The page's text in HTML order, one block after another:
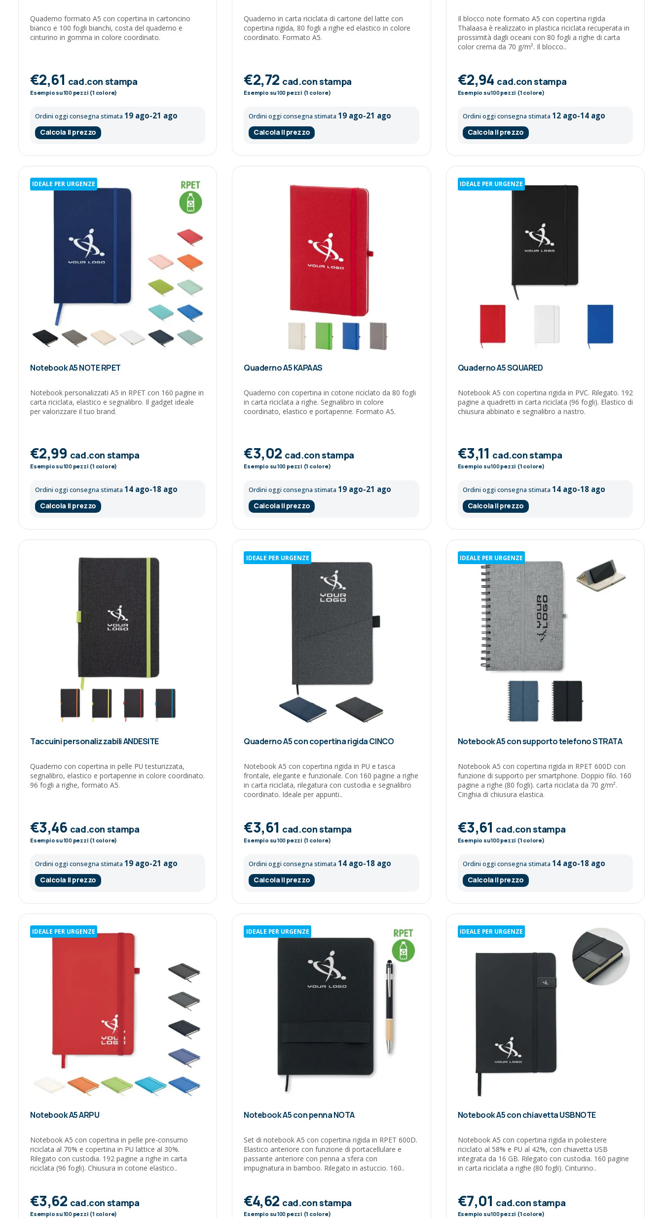
Quaderno formato A5 con copertina in cartoncino
bianco e 100 fogli bianchi, costa del quaderno e
cinturino in gomma in colore coordinato.
€2,61 cad.con stampa
Esempio su100pezzi (1 colore)
Ordini oggi consegna stimata 19 ago-21 ago
Calcola il prezzo
Quaderno in carta riciclata di cartone del latte con
copertina rigida, 80 fogli a righe ed elastico in colore
coordinato. Formato A5.
€2,72 cad.con stampa
Esempio su100 pezzi (1 colore)
Ordini oggi consegna stimata 19 ago-21 ago
Calcola il prezzo
Il blocco note formato A5 con copertina rigida
Thalaasa è realizzato in plastica riciclata recuperata in
prossimità dagli oceani con 80 fogli a righe di carta
color crema da 70 g/m². Il blocco..
€2,94 cad.con stampa
Esempio su100pezzi (1 colore)
Ordini oggi consegna stimata 12 ago-14 ago
Calcola il prezzo
IDEALE PER URGENZE
Notebook A5 NOTE RPET
Notebook personalizzati A5 in RPET con 160 pagine in
carta riciclata, elastico e segnalibro. Il gadget ideale
per valorizzare il tuo brand.
€2,99 cad.con stampa
Esempio su100pezzi (1 colore)
Ordini oggi consegna stimata 14 ago-18 ago
Calcola il prezzo
Quaderno A5 KAPAAS
Quaderno con copertina in cotone riciclato da 80 fogli
in carta riciclata a righe. Segnalibro in colore
coordinato, elastico e portapenne. Formato A5.
€3,02 cad.con stampa
Esempio su100 pezzi (1 colore)
Ordini oggi consegna stimata 19 ago-21 ago
Calcola il prezzo
IDEALE PER URGENZE
Quaderno A5 SQUARED
Notebook A5 con copertina rigida in PVC. Rilegato. 192
pagine a quadretti in carta riciclata (96 fogli). Elastico di
chiusura abbinato e segnalibro a nastro.
€3,11 cad.con stampa
Esempio su100pezzi (1 colore)
Ordini oggi consegna stimata 14 ago-18 ago
Calcola il prezzo
Taccuini personalizzabili ANDESITE
Quaderno con copertina in pelle PU testurizzata,
segnalibro, elastico e portapenne in colore coordinato.
96 fogli a righe, formato A5.
€3,46 cad.con stampa
Esempio su100pezzi (1 colore)
Ordini oggi consegna stimata 19 ago-21 ago
Calcola il prezzo
IDEALE PER URGENZE
Quaderno A5 con copertina rigida CINCO
Notebook A5 con copertina rigida in PU e tasca
frontale, elegante e funzionale. Con 160 pagine a righe
in carta riciclata, rilegatura con custodia e segnalibro
coordinato. Ideale per appunti..
€3,61 cad.con stampa
Esempio su100 pezzi (1 colore)
Ordini oggi consegna stimata 14 ago-18 ago
Calcola il prezzo
IDEALE PER URGENZE
Notebook A5 con supporto telefono STRATA
Notebook A5 con copertina rigida in RPET 600D con
funzione di supporto per smartphone. Doppio filo. 160
pagine a righe (80 fogli). carta riciclata da 70 g/m².
Cinghia di chiusura elastica.
€3,61 cad.con stampa
Esempio su100pezzi (1 colore)
Ordini oggi consegna stimata 14 ago-18 ago
Calcola il prezzo
IDEALE PER URGENZE
Notebook A5 ARPU
Notebook A5 con copertina in pelle pre-consumo
riciclata al 70% e copertina in PU lattice al 30%.
Rilegato con custodia. 192 pagine a righe in carta
riciclata (96 fogli). Chiusura in cotone elastico..
€3,62 cad.con stampa
Esempio su100pezzi (1 colore)
IDEALE PER URGENZE
Notebook A5 con penna NOTA
Set di notebook A5 con copertina rigida in RPET 600D.
Elastico anteriore con funzione di portacellulare e
passante anteriore con penna a sfera con
impugnatura in bamboo. Rilegato in astuccio. 160..
€4,62 cad.con stampa
Esempio su100 pezzi (1 colore)
IDEALE PER URGENZE
Notebook A5 con chiavetta USBNOTE
Notebook A5 con copertina rigida in poliestere
riciclato al 58% e PU al 42%, con chiavetta USB
integrata da 16 GB. Rilegato con custodia. 160 pagine
in carta riciclata a righe (80 fogli). Cinturino..
€7,01 cad.con stampa
Esempio su100pezzi (1 colore)